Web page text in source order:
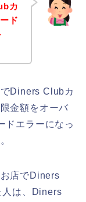
カ
ド
Diners Clubカ
金額をオーバ
ドエラーになっ
店でDiners
人は、Diners